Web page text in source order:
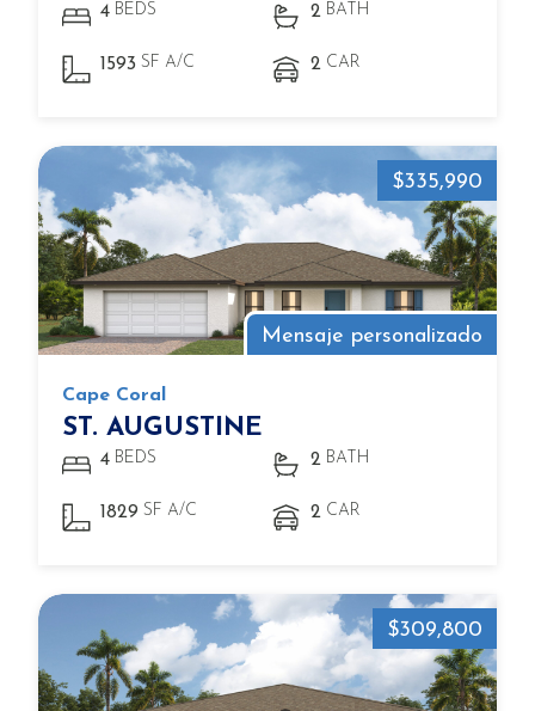
4 BEDS 2 BATH
1593 SF A/C 2 CAR
Mensaje personalizado
$335,990
Cape Coral
ST. AUGUSTINE
4 BEDS 2 BATH
1829 SF A/C 2 CAR
$309,800